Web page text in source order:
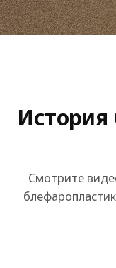
История
Смотрите